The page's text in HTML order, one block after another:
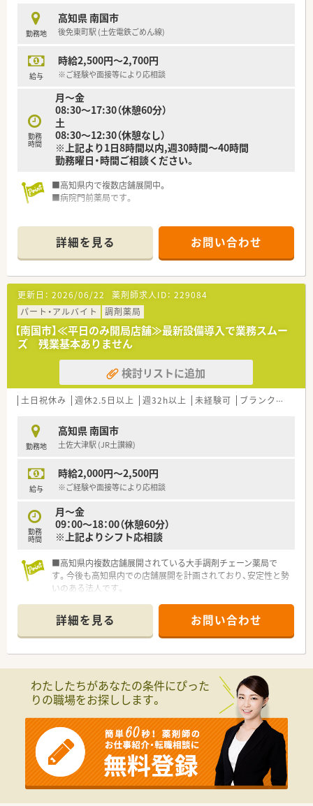
勤務地
高知県 南国市
後免東町駅 (土佐電鉄ごめん線)
給与
時給2,500円～2,700円
※ご経験や面接等により応相談
勤務
時間
月～金
08:30～17:30（休憩60分）
土
08:30～12:30（休憩なし）
※上記より1日8時間以内,週30時間～40時間
勤務曜日・時間ご相談ください。
■高知県内で複数店舗展開中。
■病院門前薬局です。
詳細を見る お問い合わせ
更新日： 2026/06/22 薬剤師求人ID： 229084
パート・アルバイト
調剤薬局
【南国市】≪平日のみ開局店舗≫最新設備導入で業務スムー
ズ 残業基本ありません
検討リストに追加
土日祝休み 週休2.5日以上 週32h以上 未経験可 ブランク可
勤務地
高知県 南国市
土佐大津駅 (JR土讃線)
給与
時給2,000円～2,500円
※ご経験や面接等により応相談
勤務
時間
月～金
09：00～18：00（休憩60分）
※上記よりシフト応相談
■高知県内複数店舗展開されている大手調剤チェーン薬局で
す。今後も高知県内での店舗展開を計画されており、安定性と勢
いのある法人です。
専任での業務をご希望される方もお気軽にご相談ください。
■スキルアップにも力を入れており、希望者で学会発表にも参加
されています。
■全店舗にて最新機器（電子薬歴 他）を導入している為、業務短
詳細を見る お問い合わせ
わたしたちがあなたの条件にぴった
りの職場をお探しします。